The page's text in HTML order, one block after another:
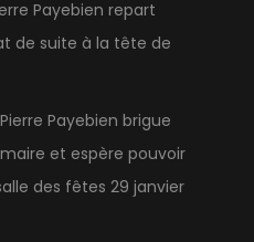
Payebien repart
de suite à la tête de
Payebien brigue
et espère pouvoir
des fêtes 29 janvier